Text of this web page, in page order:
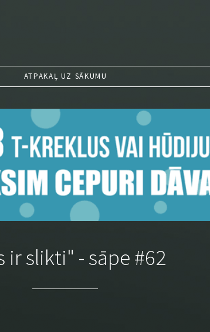
ATPAKAĻ UZ SĀKUMU
ir slikti" - sāpe #62